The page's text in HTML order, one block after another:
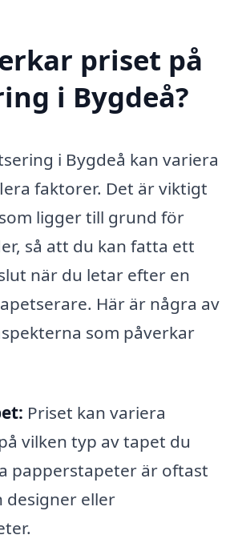
priset på
i Bygdeå?
i Bygdeå kan variera
faktorer. Det är viktigt
ligger till grund för
så att du kan fatta ett
när du letar efter en
Här är några av
som påverkar
Priset kan variera
vilken typ av tapet du
papperstapeter är oftast
designer eller